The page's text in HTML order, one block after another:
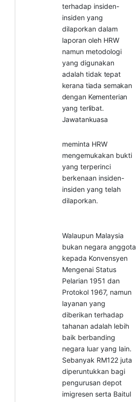
terhadap insiden-
insiden yang
dilaporkan dalam
laporan oleh HRW
namun metodologi
yang digunakan
adalah tidak tepat
kerana tiada semakan
dengan Kementerian
yang terlibat.
Jawatankuasa
meminta HRW
mengemukakan bukti
yang terperinci
berkenaan insiden-
insiden yang telah
dilaporkan.
Walaupun Malaysia
bukan negara anggota
kepada Konvensyen
Mengenai Status
Pelarian 1951 dan
Protokol 1967, namun
layanan yang
diberikan terhadap
tahanan adalah lebih
baik berbanding
negara luar yang lain.
Sebanyak RM122 juta
diperuntukkan bagi
pengurusan depot
imigresen serta Baitul